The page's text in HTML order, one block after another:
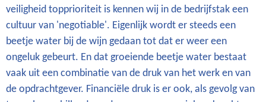
veiligheid topprioriteit is kennen wij in de bedrijfstak een
cultuur van 'negotiable'. Eigenlijk wordt er steeds een
beetje water bij de wijn gedaan tot dat er weer een
ongeluk gebeurt. En dat groeiende beetje water bestaat
vaak uit een combinatie van de druk van het werk en van
de opdrachtgever. Financiële druk is er ook, als gevolg van